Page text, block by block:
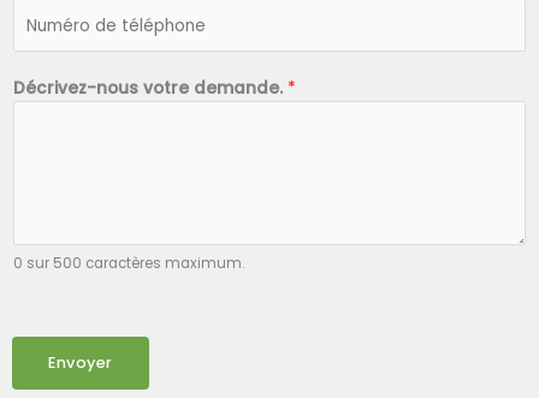
Décrivez-nous votre demande. *
0 sur 500 caractères maximum.
Envoyer